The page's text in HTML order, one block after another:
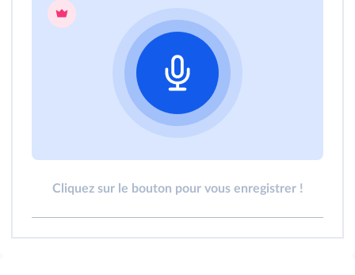
Cliquez sur le bouton pour vous enregistrer !